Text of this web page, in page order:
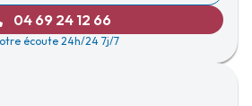
04 69 24 12 66
écoute 24h/24 7j/7